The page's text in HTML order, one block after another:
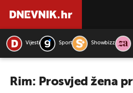
Vijesti Sport Showbizz
Rim: Prosvjed žena
PRETRAŽITE VIJESTI